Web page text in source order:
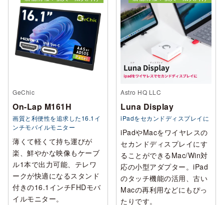
GeChic
On-Lap M161H
画質と利便性を追求した16.1イ
ンチモバイルモニター
薄くて軽くて持ち運びが
楽、鮮やかな映像もケーブ
ル1本で出力可能、テレワ
ークが快適になるスタンド
付きの16.1インチFHDモバ
イルモニター。
Astro HQ LLC
Luna Display
iPadをセカンドディスプレイに
iPadやMacをワイヤレスの
セカンドディスプレイにす
ることができるMac/Win対
応の小型アダプター。iPad
のタッチ機能の活用、古い
Macの再利用などにもぴっ
たりです。